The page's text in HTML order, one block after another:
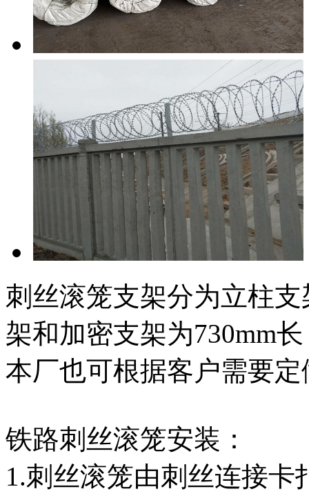
刺丝滚笼支架分为立柱
架和加密支架为730mm
本厂也可根据客户需要
铁路刺丝滚笼安装：
1.刺丝滚笼由刺丝连接